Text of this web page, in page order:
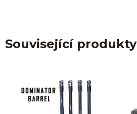
Související produkty